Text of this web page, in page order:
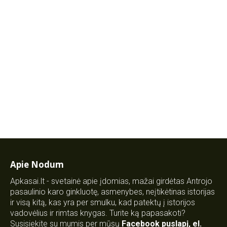
Apie Nodum
Apkasai.lt - svetainė apie įdomias, mažai girdėtas Antrojo
pasaulinio karo ginkluotę, asmenybes, neįtikėtinas istorijas
ir visą kitą, kas yra per smulku, kad patektų į istorijos
vadovėlius ir rimtas knygas. Turite ką papasakoti?
Susisiekite su mumis per mūsų Facebook puslapį, el.